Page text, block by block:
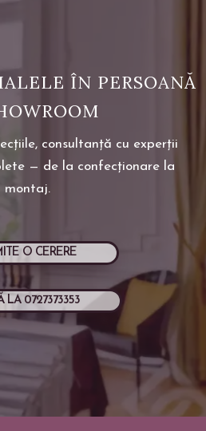
ÎN PERSOANĂ
consultanță cu experții
— de la confecționare la
montaj.
O CERERE
LA 0727373353